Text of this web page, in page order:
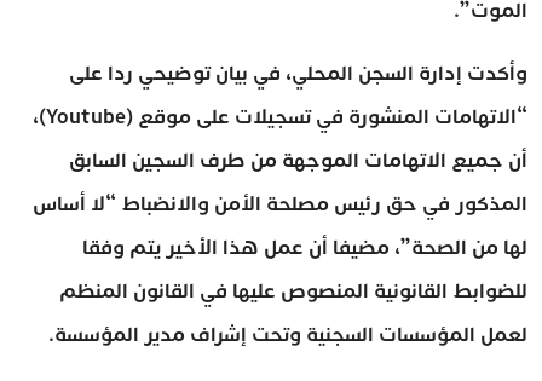
الموت”.
وأكدت إدارة السجن المحلي، في بيان توضيحي ردا على
“الاتهامات المنشورة في تسجيلات على موقع (Youtube)،
أن جميع الاتهامات الموجهة من طرف السجين السابق
المذكور في حق رئيس مصلحة الأمن والانضباط “لا أساس
لها من الصحة”، مضيفا أن عمل هذا الأخير يتم وفقا
للضوابط القانونية المنصوص عليها في القانون المنظم
لعمل المؤسسات السجنية وتحت إشراف مدير المؤسسة.